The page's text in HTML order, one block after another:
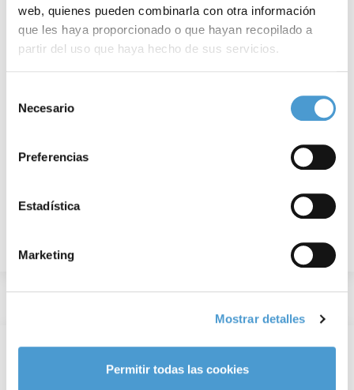
web, quienes pueden combinarla con otra información
que les haya proporcionado o que hayan recopilado a
partir del uso que haya hecho de sus servicios.
de cookies
Necesario
Preferencias
Estadística
Marketing
Mostrar detalles
Permitir todas las cookies